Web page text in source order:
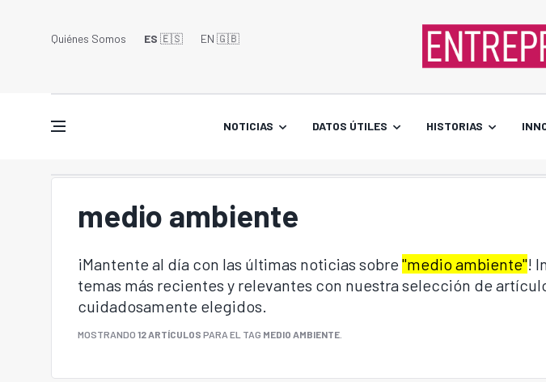
Quiénes Somos ES 🇪🇸 EN 🇬🇧󠁢󠁥󠁮󠁧󠁿
NOTICIAS DATOS ÚTILES HISTORIAS
medio ambiente
¡Mantente al día con las últimas noticias sobre "medio ambiente"!
temas más recientes y relevantes con nuestra selección de
cuidadosamente elegidos.
MOSTRANDO 12 ARTÍCULOS PARA EL TAG MEDIO AMBIENTE